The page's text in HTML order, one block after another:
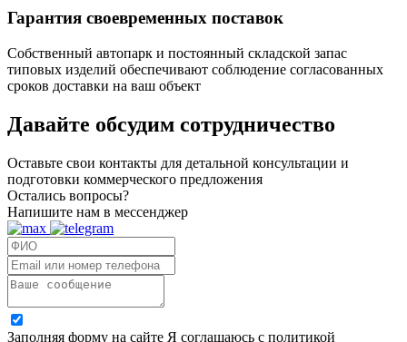
Гарантия своевременных поставок
Собственный автопарк и постоянный складской запас
типовых изделий обеспечивают соблюдение согласованных
сроков доставки на ваш объект
Давайте обсудим сотрудничество
Оставьте свои контакты для детальной консультации и
подготовки коммерческого предложения
Остались вопросы?
Напишите нам в мессенджер
Заполняя форму на сайте Я соглашаюсь с политикой